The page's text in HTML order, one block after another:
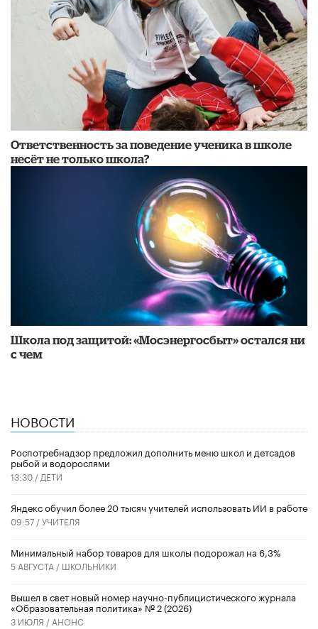
Ответственность за поведение ученика в школе
несёт не только школа?
Школа под защитой: «Мосэнергосбыт» остался ни
с чем
НОВОСТИ
Роспотребнадзор предложил дополнить меню школ и детсадов
рыбой и водорослями
13:30 / ДЕТИ
​Яндекс обучил более 20 тысяч учителей использовать ИИ в работе
09:57 /УЧИТЕЛЯ
Минимальный набор товаров для школы подорожал на 6,3%
5 АВГУСТА / ШКОЛЬНИКИ
Вышел в свет новый номер научно-публицистического журнала
«Образовательная политика» № 2 (2026)
3 ИЮЛЯ / АНОНС